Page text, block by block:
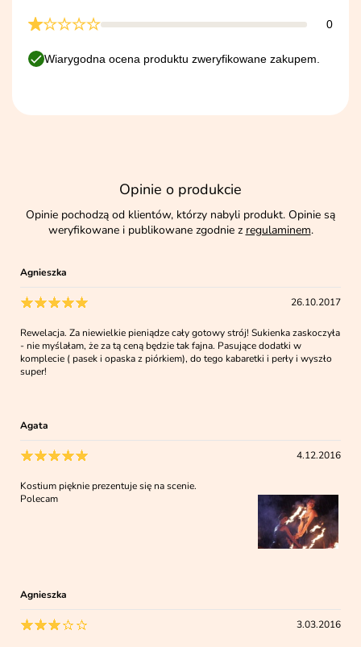
0
Wiarygodna ocena produktu zweryfikowane zakupem.
Opinie o produkcie
Opinie pochodzą od klientów, którzy nabyli produkt. Opinie są
weryfikowane i publikowane zgodnie z regulaminem.
Agnieszka
26.10.2017
Rewelacja. Za niewielkie pieniądze cały gotowy strój! Sukienka zaskoczyła
- nie myślałam, że za tą ceną będzie tak fajna. Pasujące dodatki w
komplecie ( pasek i opaska z piórkiem), do tego kabaretki i perły i wyszło
super!
Agata
4.12.2016
Kostium pięknie prezentuje się na scenie.
Polecam
Agnieszka
3.03.2016